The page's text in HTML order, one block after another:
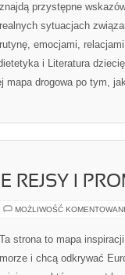
znajdą przystępne
realnych sytuacjach
rutynę, emocjami,
i Literatura
mapa drogowa po tym,
REJSY I
MOŻLIWOŚĆ
Ta strona to mapa
morze i chcą odkrywać